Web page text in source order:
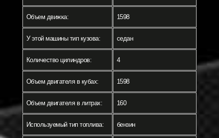
Объем движка: 1598
У этой машины тип кузова: седан
Количество цилиндров: 4
Объем двигателя в кубах: 1598
Объем двигателя в литрах: 160
Используемый тип топлива: бензин